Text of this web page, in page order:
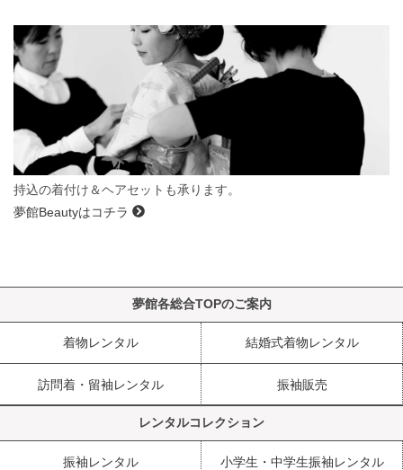
持込の着付け＆ヘアセットも承ります。
夢館Beautyはコチラ
夢館各総合TOPのご案内
着物レンタル 結婚式着物レンタル
訪問着・留袖レンタル 振袖販売
レンタルコレクション
振袖レンタル 小学生・中学生振袖レンタル